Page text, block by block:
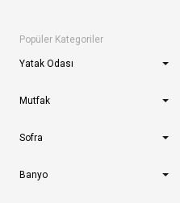
Popüler Kategoriler
Yatak Odası
Mutfak
Sofra
Banyo